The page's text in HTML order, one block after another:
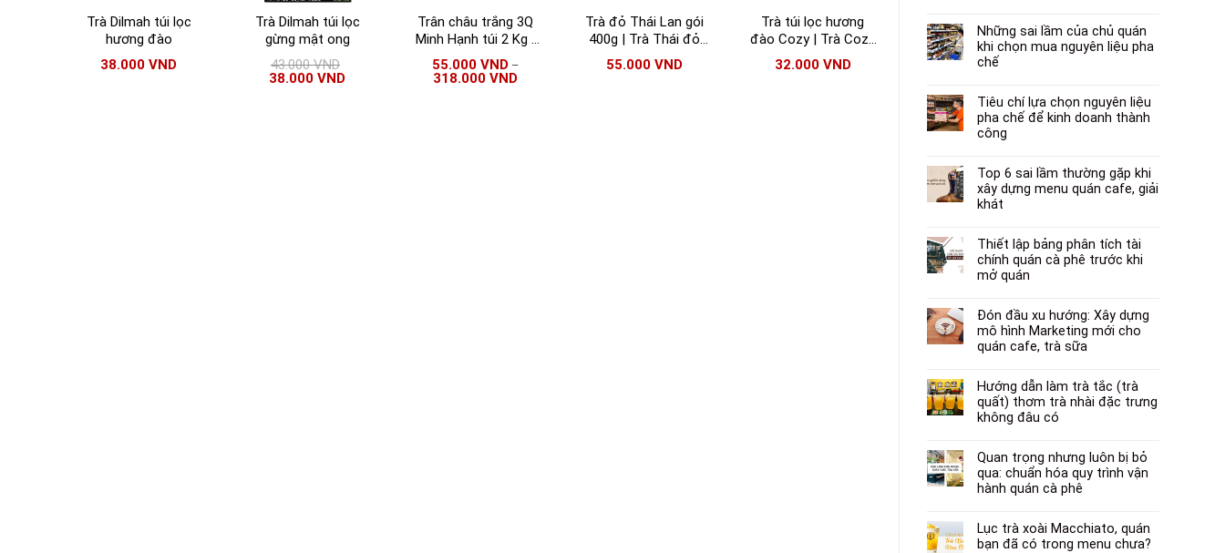
Những sai lầm của chủ quán
khi chọn mua nguyên liệu pha
chế
Tiêu chí lựa chọn nguyên liệu
pha chế để kinh doanh thành
công
Top 6 sai lầm thường gặp khi
xây dựng menu quán cafe, giải
khát
Thiết lập bảng phân tích tài
chính quán cà phê trước khi
mở quán
Đón đầu xu hướng: Xây dựng
mô hình Marketing mới cho
quán cafe, trà sữa
Hướng dẫn làm trà tắc (trà
quất) thơm trà nhài đặc trưng
không đâu có
Quan trọng nhưng luôn bị bỏ
qua: chuẩn hóa quy trình vận
hành quán cà phê
Lục trà xoài Macchiato, quán
bạn đã có trong menu chưa?
Trà Dilmah túi lọc
hương đào
38.000VND
Trà Dilmah túi lọc
gừng mật ong
43.000VND
38.000VND
Trân châu trắng 3Q
Minh Hạnh túi 2 Kg |
Trân châu 3Q Sea
Jelly Kun Han
55.000 VND–
318.000VND
Trà đỏ Thái Lan gói
400g | Trà Thái đỏ
nhập khẩu giá tốt
55.000 VND
Trà túi lọc hương
đào Cozy | Trà Cozy
hương đào 25 gói x
2gr/gói
32.000 VND
Trà Ahmad quế
46.000VND
Trà Lipton Ice Tea
hương đào 15g